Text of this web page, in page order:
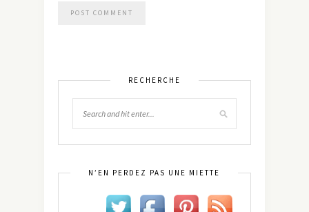
RECHERCHE
N’EN PERDEZ PAS UNE MIETTE